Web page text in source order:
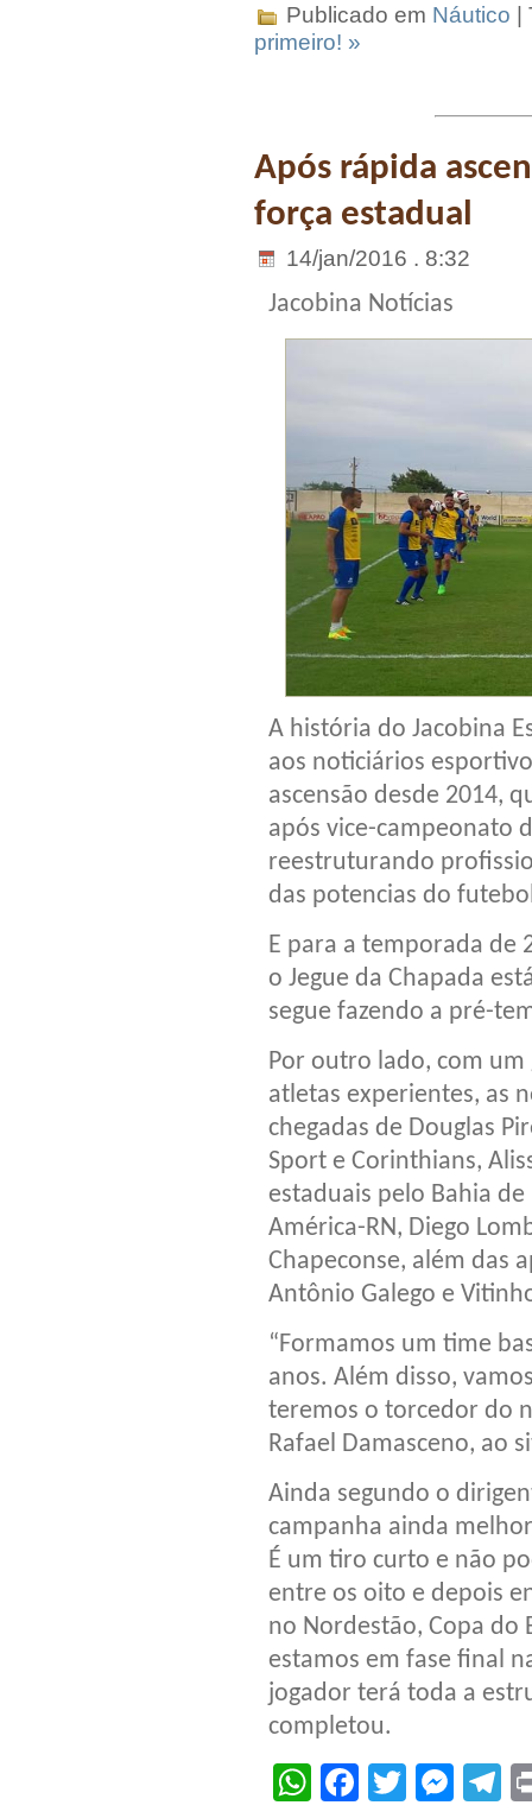
Publicado em Náutico
primeiro! »
Após rápida
força estadual
14/jan/2016 . 8:32
Jacobina Notícias
A história do Jacobina
aos noticiários
ascensão desde 2014,
após vice-campeonato
reestruturando
das potencias do
E para a temporada de
o Jegue da Chapada
segue fazendo a pré-
Por outro lado, com um
atletas experientes, as
chegadas de Douglas
Sport e Corinthians,
estaduais pelo Bahia
América-RN, Diego
Chapeconse, além das
Antônio Galego e
“Formamos um time
anos. Além disso,
teremos o torcedor do
Rafael Damasceno, ao
Ainda segundo o
campanha ainda
É um tiro curto e não
entre os oito e depois
no Nordestão, Copa do
estamos em fase final
jogador terá toda a
completou.
WhatsApp
Facebook
Twitter